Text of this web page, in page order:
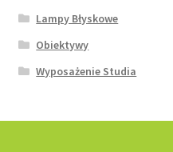
Lampy Błyskowe
Obiektywy
Wyposażenie Studia